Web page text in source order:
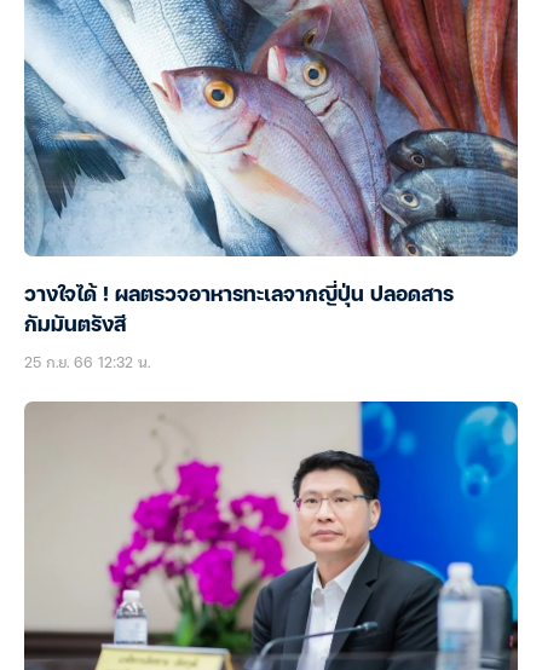
วางใจได้ ! ผลตรวจอาหารทะเลจากญี่ปุ่น ปลอดสาร
กัมมันตรังสี
25 ก.ย. 66 12:32 น.